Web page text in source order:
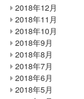
2018年12月
2018年11月
2018年10月
2018年9月
2018年8月
2018年7月
2018年6月
2018年5月